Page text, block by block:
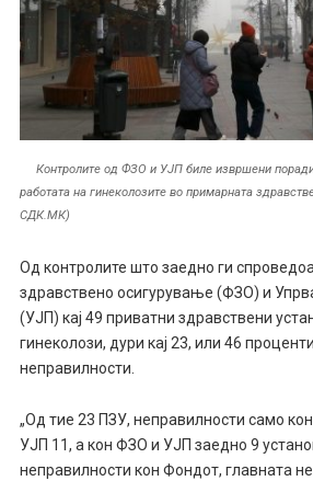
Контролите од ФЗО и УЈП биле извршени
работата на гинеколозите во примарната
СДК.МК)
Од контролите што заедно ги
здравствено осигурување (ФЗО) и
(УЈП) кај 49 приватни здравствени
гинеколози, дури кај 23, или 46
неправилности.
„Од тие 23 ПЗУ, неправилности само
УЈП 11, а кон ФЗО и УЈП заедно 9
неправилности кон Фондот, главната